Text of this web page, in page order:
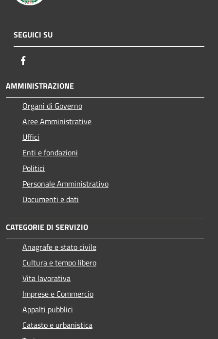
SEGUICI SU
AMMINISTRAZIONE
Organi di Governo
Aree Amministrative
Uffici
Enti e fondazioni
Politici
Personale Amministrativo
Documenti e dati
CATEGORIE DI SERVIZIO
Anagrafe e stato civile
Cultura e tempo libero
Vita lavorativa
Imprese e Commercio
Appalti pubblici
Catasto e urbanistica